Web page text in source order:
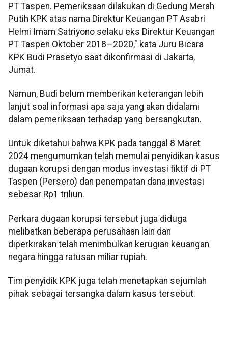
PT Taspen. Pemeriksaan dilakukan di Gedung Merah
Putih KPK atas nama Direktur Keuangan PT Asabri
Helmi Imam Satriyono selaku eks Direktur Keuangan
PT Taspen Oktober 2018—2020," kata Juru Bicara
KPK Budi Prasetyo saat dikonfirmasi di Jakarta,
Jumat.
Namun, Budi belum memberikan keterangan lebih
lanjut soal informasi apa saja yang akan didalami
dalam pemeriksaan terhadap yang bersangkutan.
Untuk diketahui bahwa KPK pada tanggal 8 Maret
2024 mengumumkan telah memulai penyidikan kasus
dugaan korupsi dengan modus investasi fiktif di PT
Taspen (Persero) dan penempatan dana investasi
sebesar Rp1 triliun.
Perkara dugaan korupsi tersebut juga diduga
melibatkan beberapa perusahaan lain dan
diperkirakan telah menimbulkan kerugian keuangan
negara hingga ratusan miliar rupiah.
Tim penyidik KPK juga telah menetapkan sejumlah
pihak sebagai tersangka dalam kasus tersebut.